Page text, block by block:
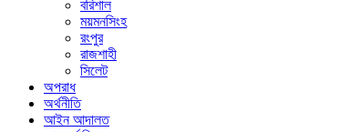
বরিশাল
ময়মনসিংহ
রংপুর
রাজশাহী
সিলেট
অপরাধ
অর্থনীতি
আইন আদালত